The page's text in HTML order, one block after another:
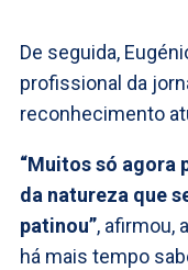
De seguida,
profissional da
reconhecimento
“Muitos só agora
da natureza que
patinou”, afirmou,
há mais tempo